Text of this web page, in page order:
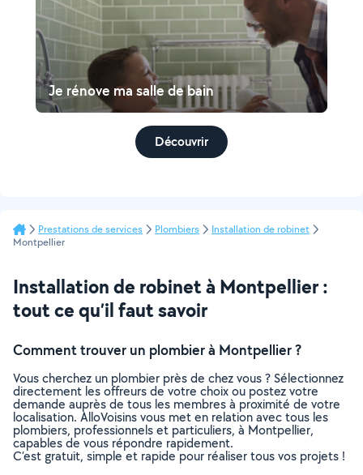
Je rénove ma salle de bain
Découvrir
Prestations de services Plombiers
Installation de robinet
Montpellier
Installation de robinet à Montpellier :
tout ce qu’il faut savoir
Comment trouver un plombier à Montpellier ?
Vous cherchez un plombier près de chez vous ? Sélectionnez
directement les offreurs de votre choix ou postez votre
demande auprès de tous les membres à proximité de votre
localisation. AlloVoisins vous met en relation avec tous les
plombiers, professionnels et particuliers, à Montpellier,
capables de vous répondre rapidement.
C’est gratuit, simple et rapide pour réaliser tous vos projets !